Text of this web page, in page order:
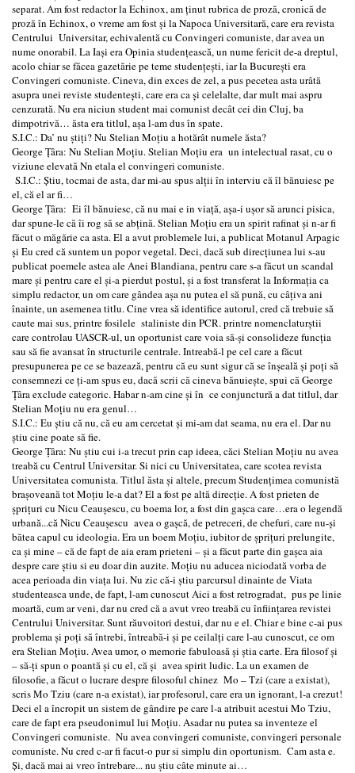
separat. Am fost redactor la Echinox, am ţinut rubrica de proză, cronică de
proză în Echinox, o vreme am fost şi la Napoca Universitară, care era revista
Centrului Universitar, echivalentă cu Convingeri comuniste, dar avea un
nume onorabil. La Iaşi era Opinia studenţească, un nume fericit de-a dreptul,
acolo chiar se făcea gazetărie pe teme studenţeşti, iar la Bucureşti era
Convingeri comuniste. Cineva, din exces de zel, a pus pecetea asta urâtă
asupra unei reviste studenteşti, care era ca şi celelalte, dar mult mai aspru
cenzurată. Nu era niciun student mai comunist decât cei din Cluj, ba
dimpotrivă… ăsta era titlul, aşa l-am dus în spate.
S.I.C.: Da’ nu ştiţi? Nu Stelian Moţiu a hotărât numele ăsta?
George Ţâra: Nu Stelian Moţiu. Stelian Moţiu era un intelectual rasat, cu o
viziune elevată Nn etala el convingeri comuniste.
S.I.C.: Ştiu, tocmai de asta, dar mi-au spus alţii în interviu că îl bănuiesc pe
el, că el ar fi…
George Ţâra: Ei îl bănuiesc, că nu mai e in viaţă, așa-i uşor să arunci pisica,
dar spune-le că îi rog să se abţină. Stelian Moţiu era un spirit rafinat şi n-ar fi
făcut o măgărie ca asta. El a avut problemele lui, a publicat Motanul Arpagic
şi Eu cred că suntem un popor vegetal. Deci, dacă sub direcţiunea lui s-au
publicat poemele astea ale Anei Blandiana, pentru care s-a făcut un scandal
mare şi pentru care el şi-a pierdut postul, şi a fost transferat la Informaţia ca
simplu redactor, un om care gândea aşa nu putea el să pună, cu câţiva ani
înainte, un asemenea titlu. Cine vrea să identifice autorul, cred că trebuie să
caute mai sus, printre fosilele staliniste din PCR. printre nomenclaturştii
care controlau UASCR-ul, un oportunist care voia să-şi consolideze funcţia
sau să fie avansat în structurile centrale. Intreabă-l pe cel care a făcut
presupunerea pe ce se bazează, pentru că eu sunt sigur că se înşeală şi poţi să
consemnezi ce ţi-am spus eu, dacă scrii că cineva bănuieşte, spui că George
Ţâra exclude categoric. Habar n-am cine şi în ce conjunctură a dat titlul, dar
Stelian Moţiu nu era genul…
S.I.C.: Eu ştiu că nu, că eu am cercetat şi mi-am dat seama, nu era el. Dar nu
ştiu cine poate să fie.
George Ţâra: Nu ştiu cui i-a trecut prin cap ideea, căci Stelian Moţiu nu avea
treabă cu Centrul Universitar. Si nici cu Universitatea, care scotea revista
Universitatea comunista. Titlul ăsta şi altele, precum Studenţimea comunistă
braşoveană tot Moţiu le-a dat? El a fost pe altă direcţie. A fost prieten de
şpriţuri cu Nicu Ceauşescu, cu boema lor, a fost din gaşca care…era o legendă
urbană...că Nicu Ceauşescu avea o gaşcă, de petreceri, de chefuri, care nu-şi
bătea capul cu ideologia. Era un boem Moţiu, iubitor de şpriţuri prelungite,
ca şi mine – că de fapt de aia eram prieteni – şi a făcut parte din gaşca aia
despre care știu si eu doar din auzite. Moţiu nu aducea niciodată vorba de
acea perioada din viaţa lui. Nu zic că-i ştiu parcursul dinainte de Viata
studenteasca unde, de fapt, l-am cunoscut Aici a fost retrogradat, pus pe linie
moartă, cum ar veni, dar nu cred că a avut vreo treabă cu înfiinţarea revistei
Centrului Universitar. Sunt răuvoitori destui, dar nu e el. Chiar e bine c-ai pus
problema şi poţi să întrebi, întreabă-i şi pe ceilalţi care l-au cunoscut, ce om
era Stelian Moţiu. Avea umor, o memorie fabuloasă şi ştia carte. Era filosof şi
– să-ţi spun o poantă şi cu el, că şi avea spirit ludic. La un examen de
filosofie, a făcut o lucrare despre filosoful chinez Mo – Tzi (care a existat),
scris Mo Tziu (care n-a existat), iar profesorul, care era un ignorant, l-a crezut!
Deci el a încropit un sistem de gândire pe care l-a atribuit acestui Mo Tziu,
care de fapt era pseudonimul lui Moţiu. Asadar nu putea sa inventeze el
Convingeri comuniste. Nu avea convingeri comuniste, convingeri personale
comuniste. Nu cred c-ar fi facut-o pur si simplu din oportunism. Cam asta e.
Şi, dacă mai ai vreo întrebare... nu ştiu câte minute ai…